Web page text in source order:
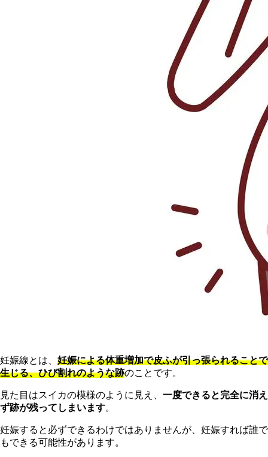
妊娠線とは、 妊娠による体重増加で皮ふが引っ張られることで
生じる、ひび割れのような跡のことです。
見た目はスイカの模様のように見え、 一度できると完全に消え
ず跡が残ってしまいます。
妊娠すると必ずできるわけではありませんが、妊娠すれば誰で
もできる可能性があります。